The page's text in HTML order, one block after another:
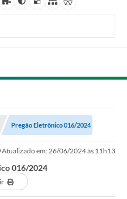
Pregão Eletrônico 016/2024
Atualizado em: 26/06/2024 às 11h13
016/2024